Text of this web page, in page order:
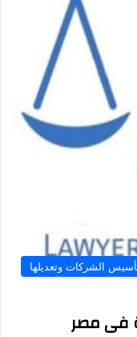
الشركات وتعديلها
فى مصر